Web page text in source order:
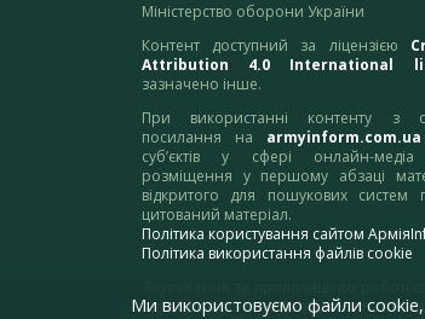
Міністерство оборони України
Контент доступний за ліцензією
Attribution 4.0 International
зазначено інше.
При використанні контенту з
посилання на armyinform.com.ua
суб’єктів у сфері онлайн-
розміщення у першому абзаці
відкритого для пошукових систем
цитований матеріал.
Політика користування сайтом
Політика використання файлів cookie
адресу:webmaster@armyinform.com.ua
Ми використовуємо файли